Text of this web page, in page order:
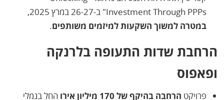
Investment Through PPPs" ב-26-27 במרץ 2025,
במטרה למשוך השקעות למיזמים משותפים.
הרחבת שדות התעופה בלרנקה
ופאפוס
פרויקט הרחבה בהיקף של 170 מיליון אירו
החל בנמלי